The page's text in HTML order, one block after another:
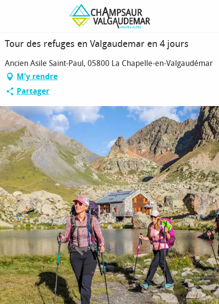
principal
Tour des refuges en Valgaudemar en 4 jours
Tour des refuges en Valgaudemar en 4 jours
Ancien Asile Saint-Paul, 05800 La Chapelle-en-Valgaudémar
M'y rendre
Partager